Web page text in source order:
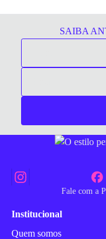
SAIBA
Fale com a
Institucional
Quem somos